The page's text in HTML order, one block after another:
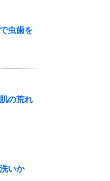
虫歯を
の荒れ
いか